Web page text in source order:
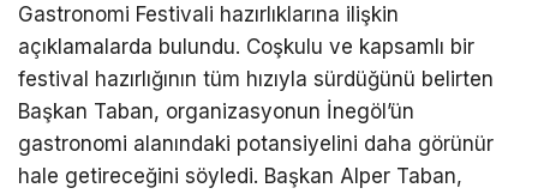
Gastronomi Festivali hazırlıklarına ilişkin
açıklamalarda bulundu. Coşkulu ve kapsamlı bir
festival hazırlığının tüm hızıyla sürdüğünü belirten
Başkan Taban, organizasyonun İnegöl’ün
gastronomi alanındaki potansiyelini daha görünür
hale getireceğini söyledi. Başkan Alper Taban,